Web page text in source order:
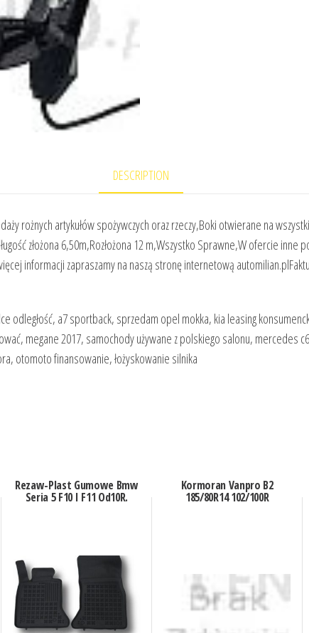
DESCRIPTION
rożnych artykułów spożywczych oraz rzeczy,Boki otwierane na
złożona 6,50m,Rozłożona 12 m,Wszystko Sprawne,W ofercie inne
informacji zapraszamy na naszą stronę internetową
odległość, a7 sportback, sprzedam opel mokka, kia leasing
megane 2017, samochody używane z polskiego salonu, mercedes
otomoto finansowanie, łożyskowanie silnika
Rezaw-Plast Gumowe Bmw
Seria 5 F10 I F11 Od10R.
Kormoran Vanpro B2
185/80R14 102/100R